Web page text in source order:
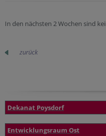
In den nächsten 2 Wochen sind
zurück
Dekanat Poysdorf
Entwicklungsraum Ost